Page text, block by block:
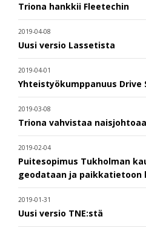
Triona hankkii Fleetechin
2019-04-08
Uusi versio Lassetista
2019-04-01
Yhteistyökumppanuus Drive
2019-03-08
Triona vahvistaa
2019-02-04
Puitesopimus Tukholman
geodataan ja paikkatietoon
2019-01-31
Uusi versio TNE:stä